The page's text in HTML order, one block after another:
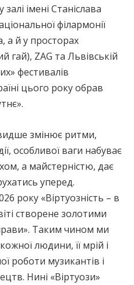
імені Станіслава
філармонії
а й у просторах
гай), ZAG та Львівській
фестивалів
цього року обрав
змінює ритми,
особливої ваги набуває
а майстерністю, дає
уперед.
року «Віртуозність – в
створене золотими
Таким чином ми
людини, її мрій і
роботи музикантів і
Нині «Віртуози»